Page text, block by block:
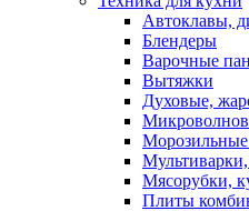
Автоклавы,
Блендеры
Варочные
Вытяжки
Духовые,
Морозильные
Мясорубки,
Плиты